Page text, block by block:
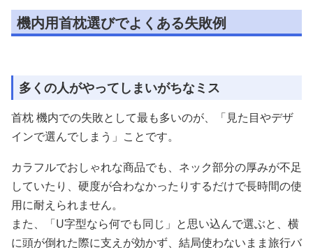
機内用首枕選びでよくある失敗例
多くの人がやってしまいがちなミス
首枕 機内での失敗として最も多いのが、「見た目やデザ
インで選んでしまう」ことです。
カラフルでおしゃれな商品でも、ネック部分の厚みが不足
していたり、硬度が合わなかったりするだけで長時間の使
用に耐えられません。
また、「U字型なら何でも同じ」と思い込んで選ぶと、横
に頭が倒れた際に支えが効かず、結局使わないまま旅行バ